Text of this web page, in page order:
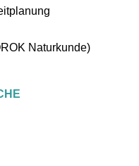
Naturkunde)